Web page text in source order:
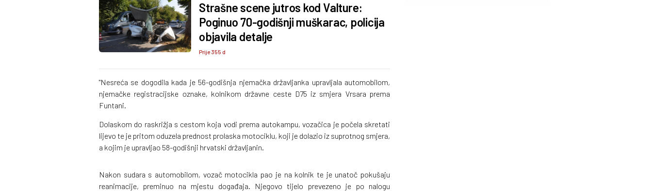
Strašne scene jutros kod Valture:
Poginuo 70-godišnji muškarac, policija
objavila detalje
Prije 355 d
"Nesreća se dogodila kada je 56-godišnja njemačka državljanka upravljala automobilom,
njemačke registracijske oznake, kolnikom državne ceste D75 iz smjera Vrsara prema
Funtani.
Dolaskom do raskrižja s cestom koja vodi prema autokampu, vozačica je počela skretati
lijevo te je pritom oduzela prednost prolaska motociklu, koji je dolazio iz suprotnog smjera,
a kojim je upravljao 58-godišnji hrvatski državljanin.
Nakon sudara s automobilom, vozač motocikla pao je na kolnik te je unatoč pokušaju
reanimacije, preminuo na mjestu događaja. Njegovo tijelo prevezeno je po nalogu